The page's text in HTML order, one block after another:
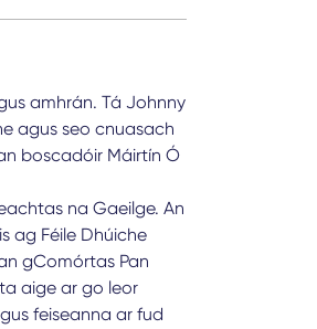
amhrán. Tá Johnny
agus seo cnuasach
boscadóir Máirtín Ó
na Gaeilge. An
ag Féile Dhúiche
gComórtas Pan
aige ar go leor
feiseanna ar fud